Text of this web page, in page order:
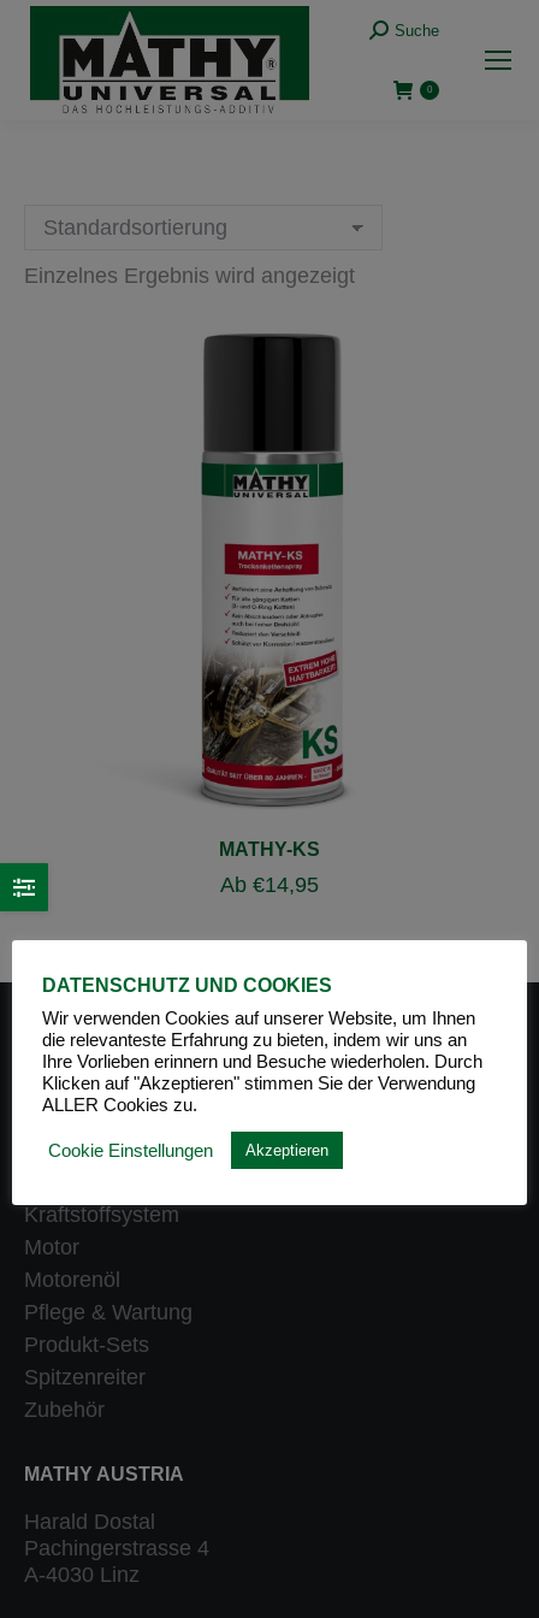
Suche:
Suche
0
Einzelnes Ergebnis wird angezeigt
MATHY-KS
Ab €14,95
PRODUKT-KATEGORIEN
Getriebe
Heizung
Kraftstoffsystem
Motor
Motorenöl
Pflege & Wartung
Produkt-Sets
Spitzenreiter
Zubehör
MATHY AUSTRIA
Harald Dostal
Pachingerstrasse 4
A-4030 Linz
DATENSCHUTZ UND COOKIES
Wir verwenden Cookies auf unserer Website, um Ihnen
die relevanteste Erfahrung zu bieten, indem wir uns an
Ihre Vorlieben erinnern und Besuche wiederholen. Durch
Klicken auf "Akzeptieren" stimmen Sie der Verwendung
ALLER Cookies zu.
Cookie Einstellungen Akzeptieren